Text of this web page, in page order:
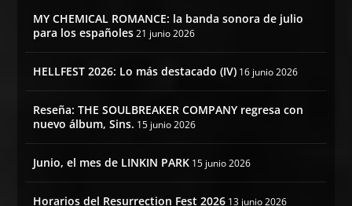
MY CHEMICAL ROMANCE: la banda sonora de julio
para los españoles 21 junio 2026
HELLFEST 2026: Lo más destacado (IV) 16 junio 2026
Reseña: THE SOULBREAKER COMPANY regresa con
nuevo álbum, Sins. 15 junio 2026
Junio, el mes de LINKIN PARK 15 junio 2026
Horarios del Resurrection Fest 2026 13 junio 2026